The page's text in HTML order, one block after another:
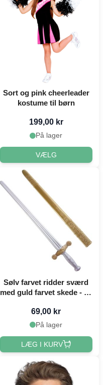
Sort og pink cheerleader
kostume til børn
199,00 kr
På lager
VÆLG
Sølv farvet ridder sværd
med guld farvet skede - 75
69,00 kr
På lager
LÆG I KURV